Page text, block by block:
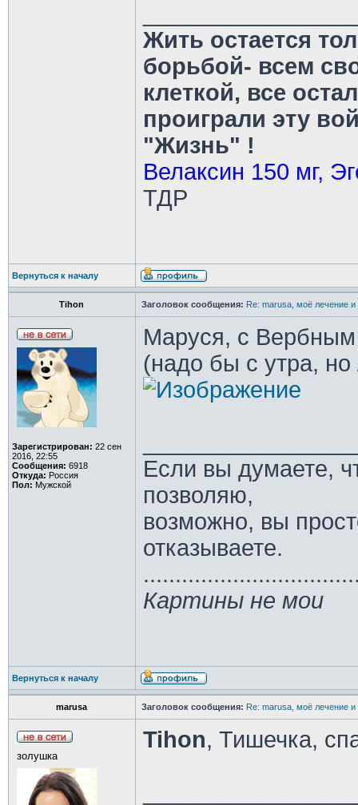
Жить остается
борьбой- всем
клеткой, все
проиграли эту
"Жизнь" !
Велаксин 150 мг,
ТДР
Вернуться к началу
Tihon Заголовок сообщения: Re: marusa, моё лечение и
Зарегистрирован: 22 сен
2016, 22:55
Сообщения: 6918
Откуда: Россия
Пол: Мужской
Маруся, с
(надо бы с утра,
Если вы думаете,
позволяю,
возможно, вы
отказываете.
Картины не мои
Вернуться к началу
marusa Заголовок сообщения: Re: marusa, моё лечение и
золушка
Tihon, Тишечка,